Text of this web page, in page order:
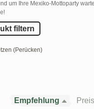
um Ihre Mexiko-Mottoparty
filtern
(Perücken)
Empfehlung Preis